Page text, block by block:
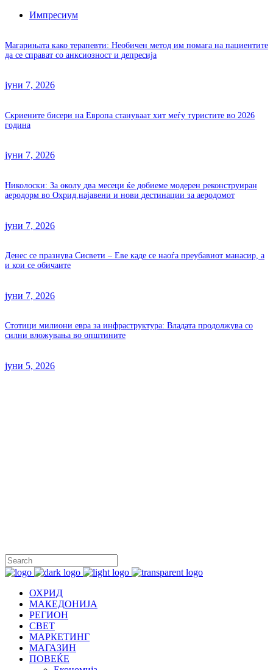
Импресиум
Магарињата како терапевти: Необичен метод им помага на пациентите
да се справат со анксиозност и депресија
јуни 7, 2026
Скриените бисери на Европа стануваат хит меѓу туристите во 2026
година
јуни 7, 2026
Николоски: За околу два месеци ќе добиеме модерен реконструиран
аеродорм во Охрид,најавени и нови дестинации за аеродомот
јуни 7, 2026
Денес се празнува Сисвети – Еве каде се наоѓа преубавиот манасир, а
и кои се обичаите
јуни 7, 2026
Стотици милиони евра за инфраструктура: Владата продолжува со
силни вложувања во општините
јуни 5, 2026
ОХРИД
МАКЕДОНИЈА
РЕГИОН
СВЕТ
МАРКЕТИНГ
МАГАЗИН
ПОВЕЌЕ